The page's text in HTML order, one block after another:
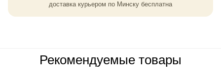
доставка курьером по Минску бесплатна
Рекомендуемые товары